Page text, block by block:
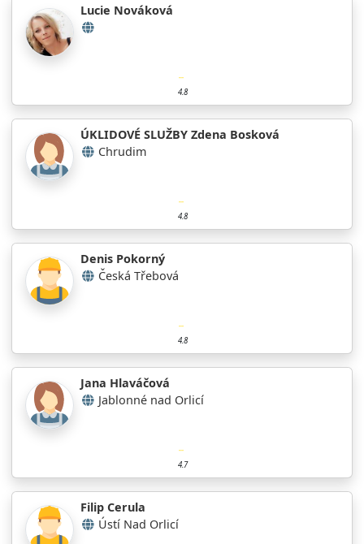
Lucie Nováková
4.8
ÚKLIDOVÉ SLUŽBY Zdena Bosková
Chrudim
4.8
Denis Pokorný
Česká Třebová
4.8
Jana Hlaváčová
Jablonné nad Orlicí
4.7
Filip Cerula
Ústí Nad Orlicí